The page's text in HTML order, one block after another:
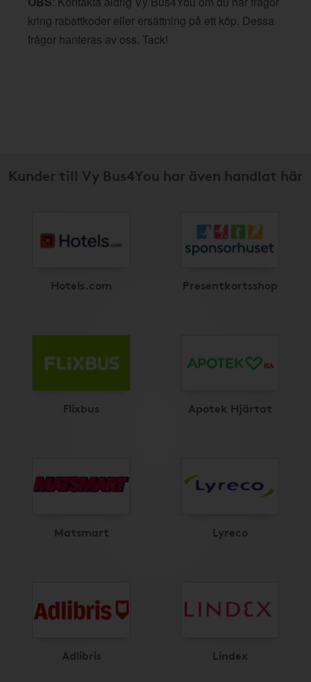
kring rabattkoder eller ersättning på ett köp. Dessa
frågor hanteras av oss. Tack!
Kunder till Vy Bus4You har även handlat här
Hotels.com Presentkortsshop
Flixbus Apotek Hjärtat
Matsmart Lyreco
Adlibris Lindex